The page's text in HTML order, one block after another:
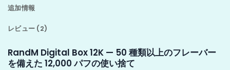
追加情報
レビュー (2)
RandM Digital Box 12K — 50 種類以上のフレーバー
を備えた 12,000 パフの使い捨て